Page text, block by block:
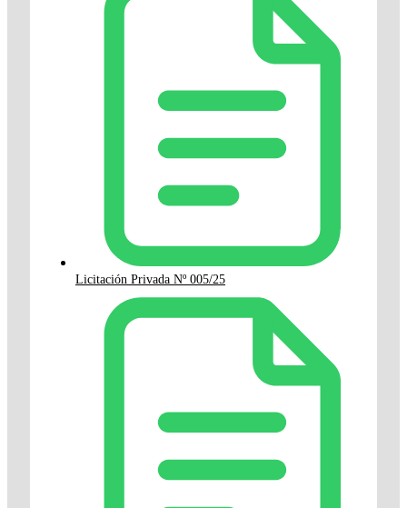
Licitación Privada Nº 005/25